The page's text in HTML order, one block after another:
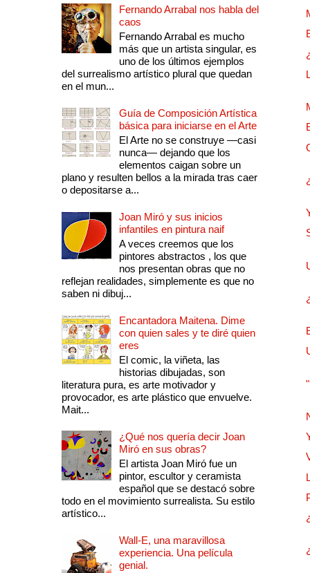
Fernando Arrabal nos habla del
caos
Fernando Arrabal es mucho
más que un artista singular, es
uno de los últimos ejemplos
del surrealismo artístico plural que quedan
en el mun...
Guía de Composición Artística
básica para iniciarse en el Arte
El Arte no se construye —casi
nunca— dejando que los
elementos caigan sobre un
plano y resulten bellos a la mirada tras caer
o depositarse a...
Joan Miró y sus inicios
infantiles en pintura naif
A veces creemos que los
pintores abstractos , los que
nos presentan obras que no
reflejan realidades, simplemente es que no
saben ni dibuj...
Encantadora Maitena. Dime
con quien sales y te diré quien
eres
El comic, la viñeta, las
historias dibujadas, son
literatura pura, es arte motivador y
provocador, es arte plástico que envuelve.
Mait...
¿Qué nos quería decir Joan
Miró en sus obras?
El artista Joan Miró fue un
pintor, escultor y ceramista
español que se destacó sobre
todo en el movimiento surrealista. Su estilo
artístico...
Wall-E, una maravillosa
experiencia. Una película
genial.